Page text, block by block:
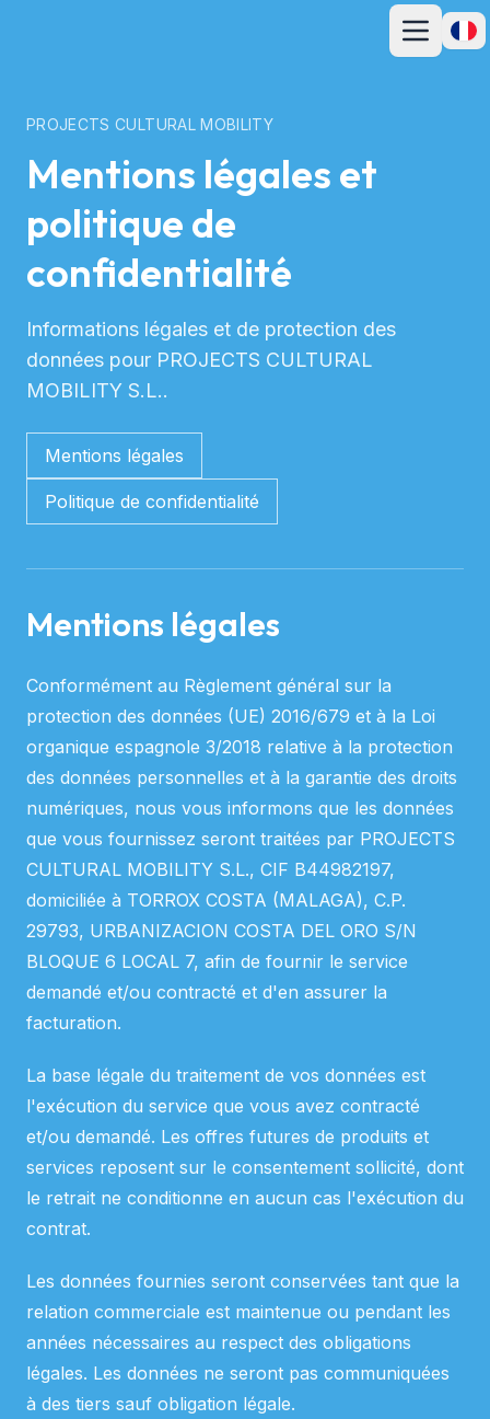
Ouvrir le
PROJECTS CULTURAL MOBILITY
Mentions légales et
politique de
confidentialité
Informations légales et de protection des
données pour PROJECTS CULTURAL
MOBILITY S.L..
Mentions légales
Politique de confidentialité
Mentions légales
Conformément au Règlement général sur la
protection des données (UE) 2016/679 et à la Loi
organique espagnole 3/2018 relative à la protection
des données personnelles et à la garantie des droits
numériques, nous vous informons que les données
que vous fournissez seront traitées par PROJECTS
CULTURAL MOBILITY S.L., CIF B44982197,
domiciliée à TORROX COSTA (MALAGA), C.P.
29793, URBANIZACION COSTA DEL ORO S/N
BLOQUE 6 LOCAL 7, afin de fournir le service
demandé et/ou contracté et d'en assurer la
facturation.
La base légale du traitement de vos données est
l'exécution du service que vous avez contracté
et/ou demandé. Les offres futures de produits et
services reposent sur le consentement sollicité, dont
le retrait ne conditionne en aucun cas l'exécution du
contrat.
Les données fournies seront conservées tant que la
relation commerciale est maintenue ou pendant les
années nécessaires au respect des obligations
légales. Les données ne seront pas communiquées
à des tiers sauf obligation légale.